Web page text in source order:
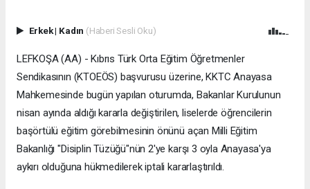
Erkek| Kadın (Haberi Sesli Oku)
LEFKOŞA (AA) - Kıbrıs Türk Orta Eğitim Öğretmenler
Sendikasının (KTOEÖS) başvurusu üzerine, KKTC Anayasa
Mahkemesinde bugün yapılan oturumda, Bakanlar Kurulunun
nisan ayında aldığı kararla değiştirilen, liselerde öğrencilerin
başörtülü eğitim görebilmesinin önünü açan Milli Eğitim
Bakanlığı "Disiplin Tüzüğü"nün 2'ye karşı 3 oyla Anayasa'ya
aykırı olduğuna hükmedilerek iptali kararlaştırıldı.